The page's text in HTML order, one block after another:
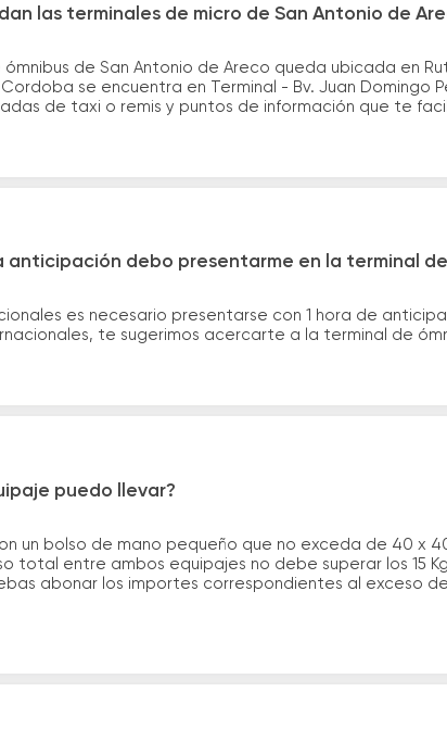
las terminales de micro de San Antonio de
ómnibus de San Antonio de Areco queda ubicada en
se encuentra en Terminal - Bv. Juan Domingo
de taxi o remis y puntos de información que te
anticipación debo presentarme en la terminal de
es necesario presentarse con 1 hora de
te sugerimos acercarte a la terminal de
puedo llevar?
un bolso de mano pequeño que no exceda de 40 x
total entre ambos equipajes no debe superar los 15
abonar los importes correspondientes al exceso